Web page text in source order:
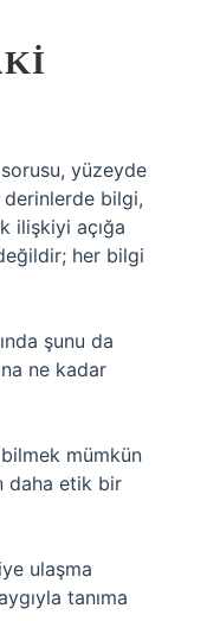
yüzeyde
bilgi,
ilişkiyi açığa
her bilgi
şunu da
ne kadar
mümkün
daha etik bir
ulaşma
tanıma